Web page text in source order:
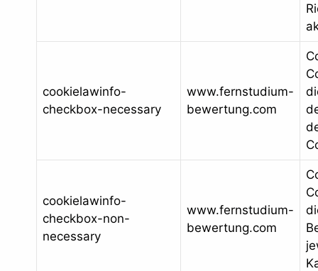
cookielawinfo-
checkbox-necessary
www.fernstudium-
bewertung.com
cookielawinfo-
checkbox-non-
necessary
www.fernstudium-
bewertung.com